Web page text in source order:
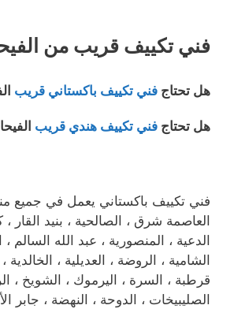
فني تكييف قريب من
هل تحتاج فني تكييف باكستاني قريب
هل تحتاج فني تكييف هندي قريب
فني تكييف باكستاني يعمل في جميع
العاصمة شرق ، الصالحية ، بنيد القار
الدعية ، المنصورية ، عبد الله السالم ،
الشامية ، الروضة ، العديلية ، الخالدية
قرطبة ، السرة ، اليرموك ، الشويخ ،
الصليبيخات ، الدوحة ، النهضة ، جابر